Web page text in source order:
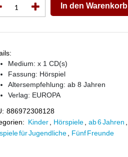
In den Warenkorb
Medium: x 1 CD(s)
Fassung: Hörspiel
Altersempfehlung: ab 8 Jahren
Verlag: EUROPA
886972308128
Kinder Hörspiele ab 6 Jahren
für Jugendliche
Fünf Freunde